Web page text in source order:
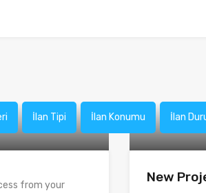
İlan Tipi İlan Konumu İlan
from your
New